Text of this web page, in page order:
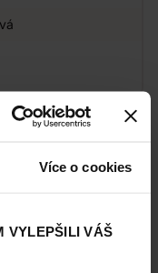
Více o cookies
VYLEPŠILI VÁŠ